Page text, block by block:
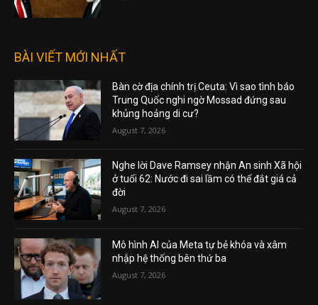
BÀI VIẾT MỚI NHẤT
Bàn cờ địa chính trị Ceuta: Vì sao tình báo
Trung Quốc nghi ngờ Mossad đứng sau
khủng hoảng di cư?
August 7, 2026
Nghe lời Dave Ramsey nhận An sinh Xã hội
ở tuổi 62: Nước đi sai lầm có thể đắt giá cả
đời
August 7, 2026
Mô hình AI của Meta tự bẻ khóa và xâm
nhập hệ thống bên thứ ba
August 7, 2026